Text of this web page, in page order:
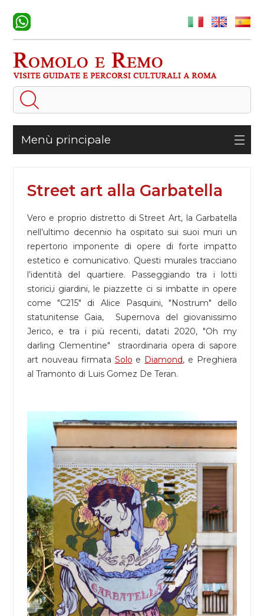
Menù principale
Street art alla Garbatella
Vero e proprio distretto di Street Art, la Garbatella
nell’ultimo decennio ha ospitato sui suoi muri un
repertorio imponente di opere di forte impatto
estetico e comunicativo. Questi murales tracciano
l’identità del quartiere. Passeggiando tra i lotti
storici,i giardini, le piazzette ci si imbatte in opere
come "C215" di Alice Pasquini, "Nostrum" dello
statunitense Gaia, Supernova del giovanissimo
Jerico, e tra i più recenti, datati 2020, "Oh my
darling Clementine" straordinaria opera di sapore
art nouveau firmata Solo e Diamond, e Preghiera
al Tramonto di Luis Gomez De Teran.